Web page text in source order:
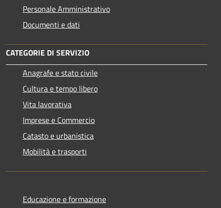
Personale Amministrativo
Documenti e dati
CATEGORIE DI SERVIZIO
Anagrafe e stato civile
Cultura e tempo libero
Vita lavorativa
Imprese e Commercio
Catasto e urbanistica
Mobilità e trasporti
Educazione e formazione